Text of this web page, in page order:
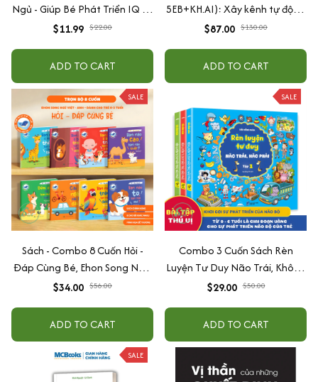
Ngủ - Giúp Bé Phát Triển IQ Và
EQ
$11.99 $22.00
ADD TO CART
5EB+KH.AI): Xây kênh tự động
AI Agent + AI siêu mạnh + 3
+ Xu hướng
$87.00 $130.00
ADD TO CART
SALE
Sách - Combo 8 Cuốn Hỏi -
Đáp Cùng Bé, Ehon Song Ngữ
Việt - Anh - Dành Cho Bé Từ 0
$34.00 $56.00
ADD TO CART
SALE
Combo 3 Cuốn Sách Rèn
Luyện Tư Duy Não Trái, Không
Não Phải - Đánh Thức Tiềm
$29.00 $50.00
ADD TO CART
SALE